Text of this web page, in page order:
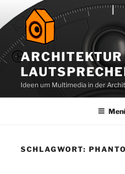
Inhalt
springen
ARCHITEKTUR
Ideen um Multimedia in der
SCHLAGWORT: